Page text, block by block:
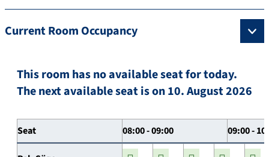
Current Room Occupancy
This room has no available seat for today.
The next available seat is on 10. August 2026
Seat 08:00 - 09:00 09:00 -